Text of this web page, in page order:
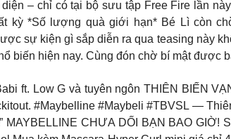
– chỉ có tại bộ sưu tập Free Fire lần
kỳ *Số lượng quà giới hạn* Bé Lì còn
sự kiện gì sắp diễn ra qua teasing này
biến hiện nay. Cùng đón chờ bí mật được
ft. Low G và tuyên ngôn THIÊN BIẾN
#Maybelline #Maybeli #TBVSL —
MAYBELLINE CHƯA DỐI BẠN BAO